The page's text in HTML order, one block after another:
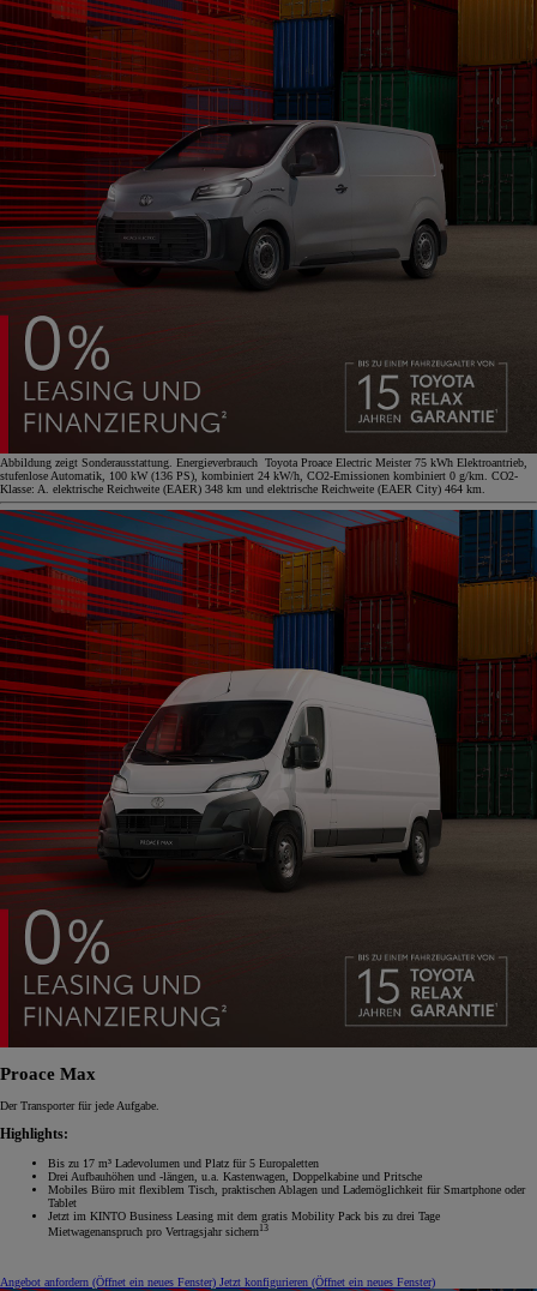
Abbildung zeigt Sonderausstattung. Energieverbrauch Toyota Proace Electric Meister 75 kWh Elektroantrieb,
stufenlose Automatik, 100 kW (136 PS), kombiniert 24 kW/h, CO2-Emissionen kombiniert 0 g/km. CO2-
Klasse: A. elektrische Reichweite (EAER) 348 km und elektrische Reichweite (EAER City) 464 km.
Proace Max
Der Transporter für jede Aufgabe.
Highlights:
Bis zu 17 m³ Ladevolumen und Platz für 5 Europaletten
Drei Aufbauhöhen und -längen, u.a. Kastenwagen, Doppelkabine und Pritsche
Mobiles Büro mit flexiblem Tisch, praktischen Ablagen und Lademöglichkeit für Smartphone oder
Tablet
Jetzt im KINTO Business Leasing mit dem gratis Mobility Pack bis zu drei Tage
Mietwagenanspruch pro Vertragsjahr sichern13
Angebot anfordern (Öffnet ein neues Fenster) Jetzt konfigurieren (Öffnet ein neues Fenster)